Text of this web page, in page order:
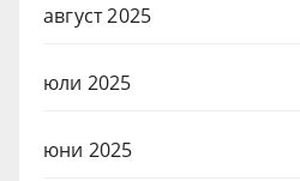
август 2025
юли 2025
юни 2025